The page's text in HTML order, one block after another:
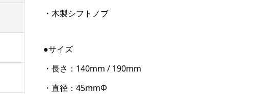
・木製シフトノブ
●サイズ
・長さ：140mm / 190mm
・直径：45mmΦ